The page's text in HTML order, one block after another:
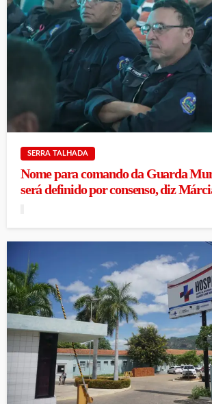
SERRA TALHADA
Nome para comando da Guarda
será definido por consenso, diz